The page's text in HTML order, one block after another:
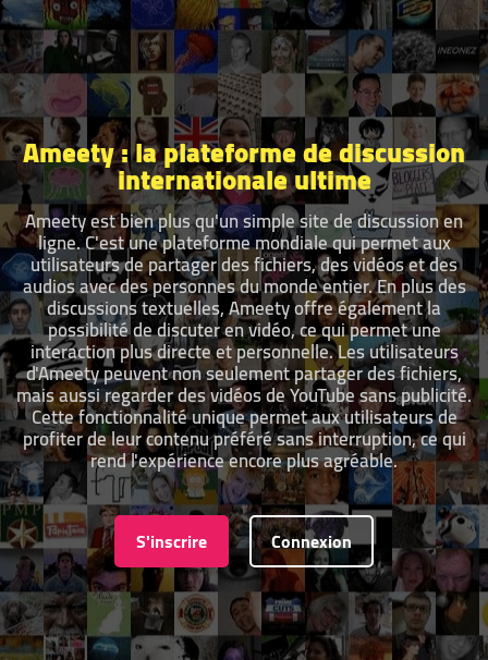
Ameety : la plateforme de discussion
internationale ultime
Ameety est bien plus qu'un simple site de discussion en
ligne. C'est une plateforme mondiale qui permet aux
utilisateurs de partager des fichiers, des vidéos et des
audios avec des personnes du monde entier. En plus des
discussions textuelles, Ameety offre également la
possibilité de discuter en vidéo, ce qui permet une
interaction plus directe et personnelle. Les utilisateurs
d'Ameety peuvent non seulement partager des fichiers,
mais aussi regarder des vidéos de YouTube sans publicité.
Cette fonctionnalité unique permet aux utilisateurs de
profiter de leur contenu préféré sans interruption, ce qui
rend l'expérience encore plus agréable.
S'inscrire Connexion